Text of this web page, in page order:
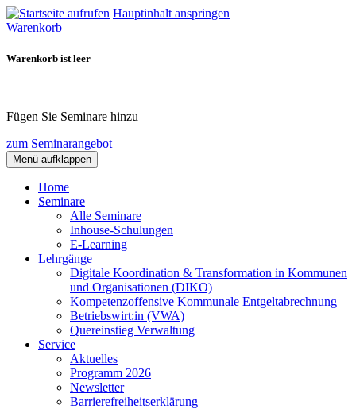
Hauptinhalt anspringen
Warenkorb
Warenkorb ist leer
Fügen Sie Seminare hinzu
zum Seminarangebot
Menü aufklappen
Home
Seminare
Alle Seminare
Inhouse-Schulungen
E-Learning
Lehrgänge
Digitale Koordination & Transformation in Kommunen
und Organisationen (DIKO)
Kompetenzoffensive Kommunale Entgeltabrechnung
Betriebswirt:in (VWA)
Quereinstieg Verwaltung
Service
Aktuelles
Programm 2026
Newsletter
Barrierefreiheitserklärung